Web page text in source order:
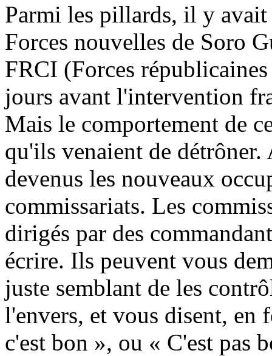
Parmi les pillards, il y
Forces nouvelles de Soro
FRCI (Forces
jours avant l'intervention
Mais le comportement de
qu'ils venaient de
devenus les nouveaux
commissariats. Les
dirigés par des
écrire. Ils peuvent vous
juste semblant de les
l'envers, et vous disent,
c'est bon », ou « C'est pas